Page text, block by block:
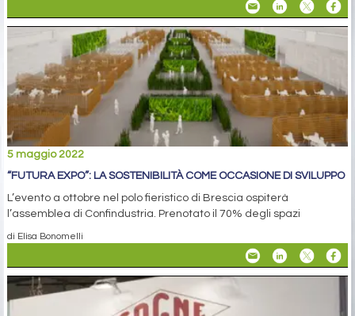
5 maggio 2022
“FUTURA EXPO”: LA SOSTENIBILITÀ COME OCCASIONE DI SVILUPPO
L’evento a ottobre nel polo fieristico di Brescia ospiterà
l’assemblea di Confindustria. Prenotato il 70% degli spazi
di Elisa Bonomelli